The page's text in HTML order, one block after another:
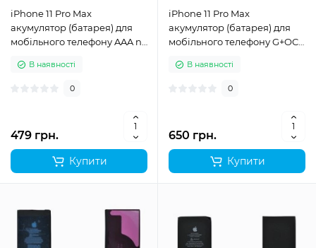
iPhone 11 Pro Max
акумулятор (батарея) для
мобільного телефону AAA no
В наявності
0
479 грн.
Купити
iPhone 11 Pro Max
акумулятор (батарея) для
мобільного телефону G+OCA
В наявності
0
650 грн.
Купити